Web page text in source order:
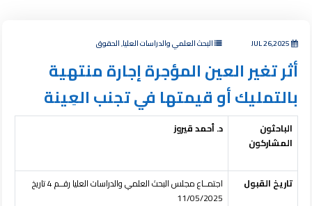
البحث العلمي والدراسات العليا, الحقوق
أثر تغير العين المؤجرة إجارة منتهية
بالتمليك أو قيمتها في تجنب العِينة
الباحثون
المشاركون
د. أحمد قيروز
تاريخ القبول
اجتمــاع مجلس البحث العلمي والدراسات العليا رقــم 4 تاريخ
11/05/2025